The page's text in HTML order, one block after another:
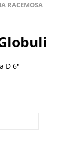
RACEMOSA
D 6″